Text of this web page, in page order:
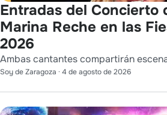
Entradas del Concierto
Marina Reche en las
2026
Ambas cantantes compartirán
Soy de Zaragoza · 4 de agosto de 2026